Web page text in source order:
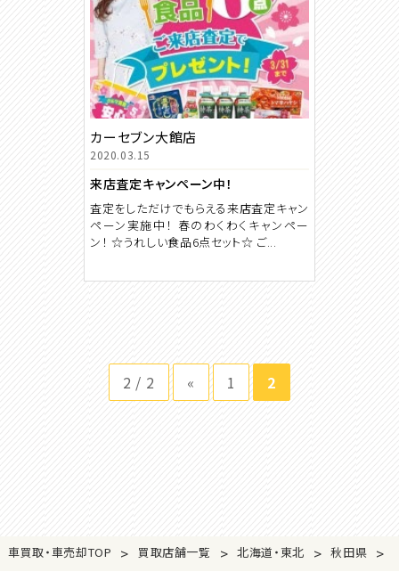
カーセブン大館店
2020.03.15
来店査定キャンペーン中！
査定をしただけでもらえる来店査定キャン
ペーン実施中！ 春のわくわくキャンペー
ン！ ☆うれしい食品6点セット☆ ご...
2 / 2 « 1 2
車買取・車売却TOP > 買取店舗一覧 > 北海道・東北 > 秋田県 >